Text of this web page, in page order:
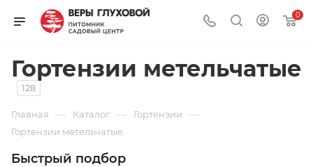
0
Гортензии метельчатые
128
Главная — Каталог — Гортензии —
Гортензии метельчатые
Быстрый подбор